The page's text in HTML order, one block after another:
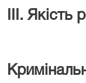
ІІІ.